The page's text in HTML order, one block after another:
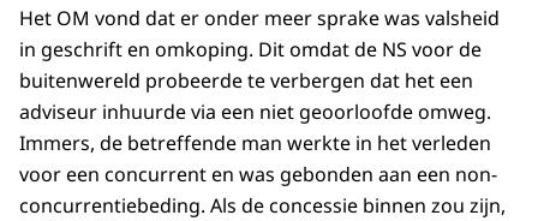
Het OM vond dat er onder meer sprake was valsheid
in geschrift en omkoping. Dit omdat de NS voor de
buitenwereld probeerde te verbergen dat het een
adviseur inhuurde via een niet geoorloofde omweg.
Immers, de betreffende man werkte in het verleden
voor een concurrent en was gebonden aan een non-
concurrentiebeding. Als de concessie binnen zou zijn,